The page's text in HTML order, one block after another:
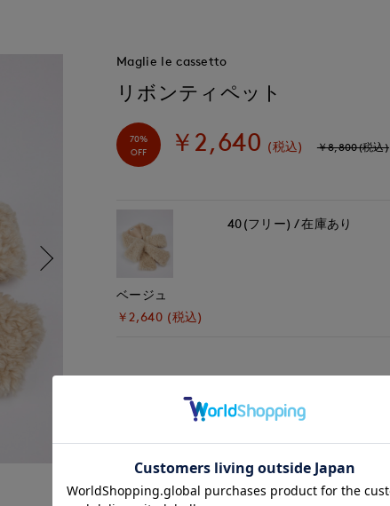
Maglie le cassetto
リボンティペット
70%
OFF
￥2,640 (税込) ￥8,800(税込)
ベージュ
￥2,640 (税込)
40(フリー) 在庫あり